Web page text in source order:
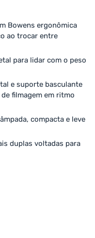
Bowens ergonômica
ao trocar entre
para lidar com o peso
e suporte basculante
filmagem em ritmo
compacta e leve
duplas voltadas para